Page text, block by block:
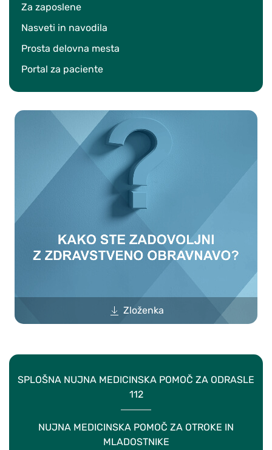
Za zaposlene
Nasveti in navodila
Prosta delovna mesta
Portal za paciente
Zloženka
SPLOŠNA NUJNA MEDICINSKA POMOČ ZA ODRASLE
112
NUJNA MEDICINSKA POMOČ ZA OTROKE IN
MLADOSTNIKE